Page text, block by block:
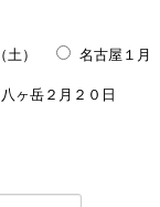
） 名古屋１月
八ヶ岳２月２０日